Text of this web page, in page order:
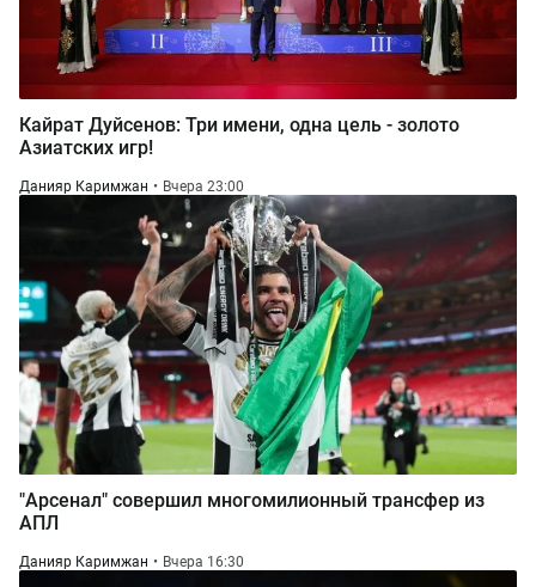
Кайрат Дуйсенов: Три имени, одна цель - золото
Азиатских игр!
Данияр Каримжан Вчера 23:00
"Арсенал" совершил многомилионный трансфер из
АПЛ
Данияр Каримжан Вчера 16:30